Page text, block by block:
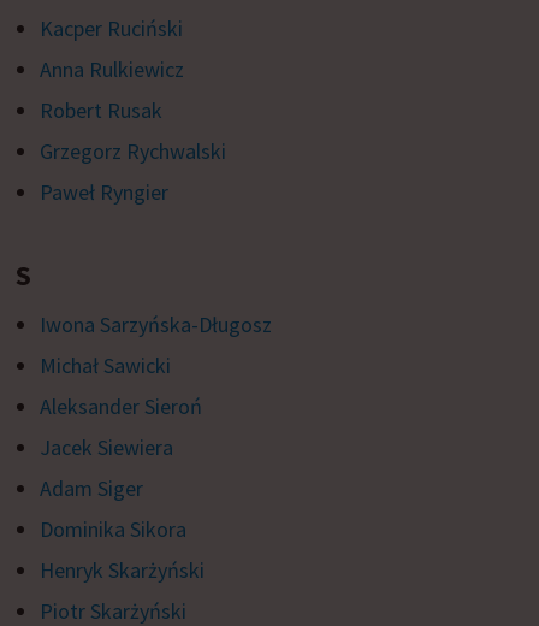
Kacper Ruciński
Anna Rulkiewicz
Robert Rusak
Grzegorz Rychwalski
Paweł Ryngier
S
Iwona Sarzyńska-Długosz
Michał Sawicki
Aleksander Sieroń
Jacek Siewiera
Adam Siger
Dominika Sikora
Henryk Skarżyński
Piotr Skarżyński